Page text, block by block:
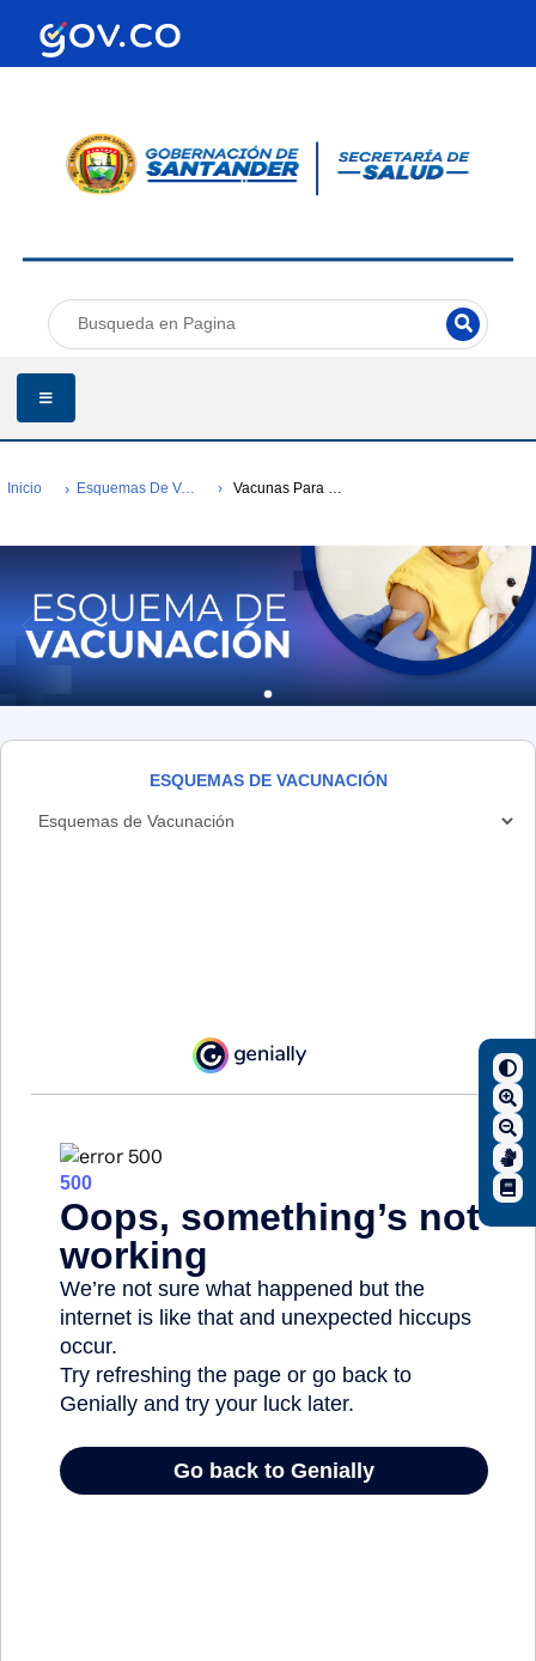
Inicio Esquemas De Vacunación Vacunas Para Niños Y Niñas Menores De 5 Años
ESQUEMAS DE VACUNACIÓN